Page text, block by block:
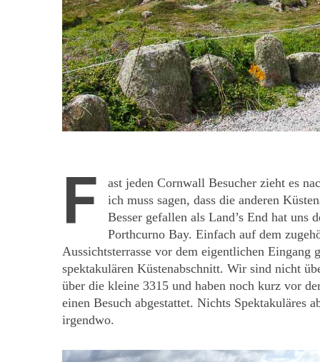
F
ast jeden Cornwall Besucher zieht es
ich muss sagen, dass die anderen
Besser gefallen als Land’s End hat
Porthcurno Bay. Einfach auf dem
Aussichtsterrasse vor dem eigentlichen Eingang
spektakulären Küstenabschnitt. Wir sind nicht
über die kleine 3315 und haben noch kurz vor
einen Besuch abgestattet. Nichts Spektakuläres
irgendwo.